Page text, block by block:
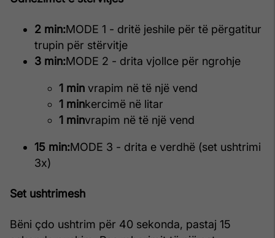
2 min:MODE 1 - dritë jeshile për të përgatitur
trupin për stërvitje
3 min:MODE 2 - drita vjollce për ngrohje
1 min vrapim në të një vend
1 minkercimë në litar
1 minvrapim në të një vend
15 min:MODE 3 - drita e verdhë (set ushtrimi
3x)
Set ushtrimesh
Bëni çdo ushtrim për 40 sekonda, pastaj 15